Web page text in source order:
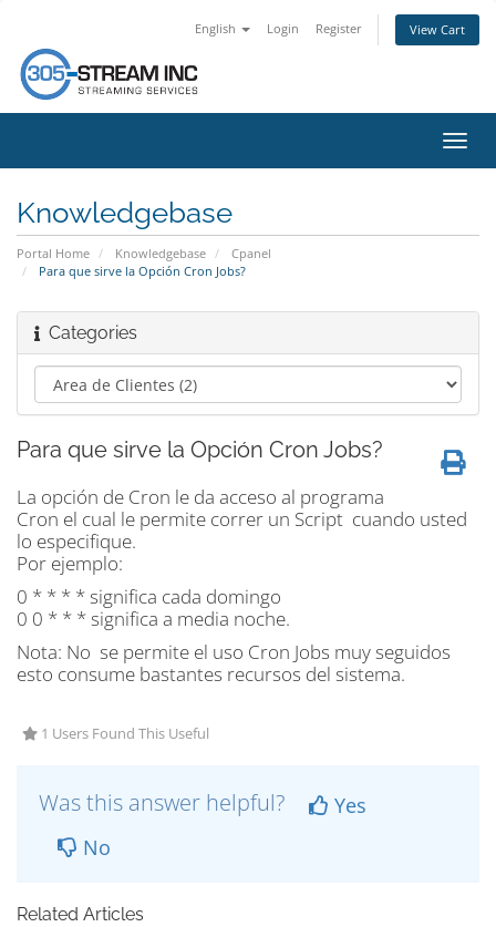
English Login Register View Cart
Knowledgebase
Portal Home Knowledgebase
Cpanel
Para que sirve la Opción Cron Jobs?
Categories
Para que sirve la Opción Cron Jobs?
La opción de Cron le da acceso al programa
Cron el cual le permite correr un Script cuando usted
lo especifique.
Por ejemplo:
0 * * * * significa cada domingo
0 0 * * * significa a media noche.
Nota: No se permite el uso Cron Jobs muy seguidos
esto consume bastantes recursos del sistema.
1 Users Found This Useful
Was this answer helpful?
Yes
No
Related Articles